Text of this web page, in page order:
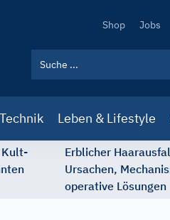
Secondary
Shop Jobs
Technik Leben & Lifestyle
Kult-
Erblicher
Ursachen,
operative Lösungen